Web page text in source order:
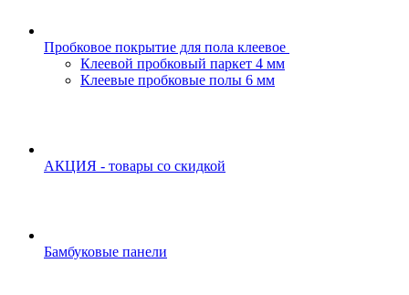
Пробковое покрытие для пола клеевое
Клеевой пробковый паркет 4 мм
Клеевые пробковые полы 6 мм
АКЦИЯ - товары со скидкой
Бамбуковые панели